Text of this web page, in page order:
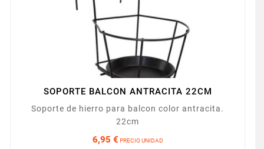
SOPORTE BALCON ANTRACITA 22CM
Soporte de hierro para balcon color antracita.
22cm
6,95 € PRECIO UNIDAD